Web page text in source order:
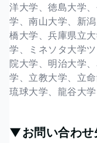
洋大学、徳島大学
学、南山大学、新
橋大学、兵庫県立
学、ミネソタ大学
院大学、明治大学
学、立教大学、立
琉球大学、龍谷大
▼お問い合わせ